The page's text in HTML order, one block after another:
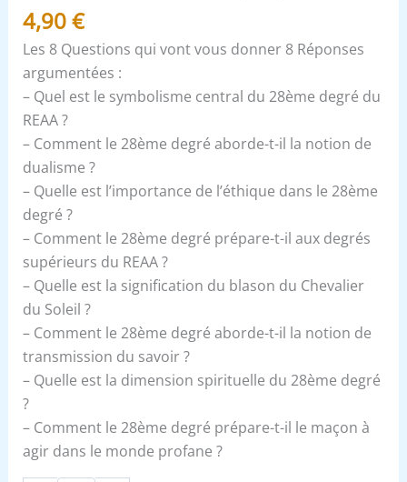
4,90€
Les 8 Questions qui vont vous donner 8 Réponses
argumentées :
– Quel est le symbolisme central du 28ème degré du
REAA ?
– Comment le 28ème degré aborde-t-il la notion de
dualisme ?
– Quelle est l’importance de l’éthique dans le 28ème
degré ?
– Comment le 28ème degré prépare-t-il aux degrés
supérieurs du REAA ?
– Quelle est la signification du blason du Chevalier
du Soleil ?
– Comment le 28ème degré aborde-t-il la notion de
transmission du savoir ?
– Quelle est la dimension spirituelle du 28ème degré
?
– Comment le 28ème degré prépare-t-il le maçon à
agir dans le monde profane ?